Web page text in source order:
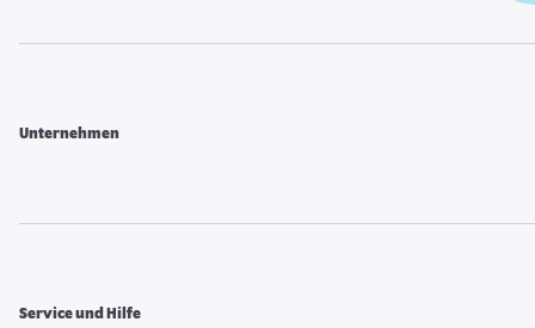
Unternehmen
Service und Hilfe